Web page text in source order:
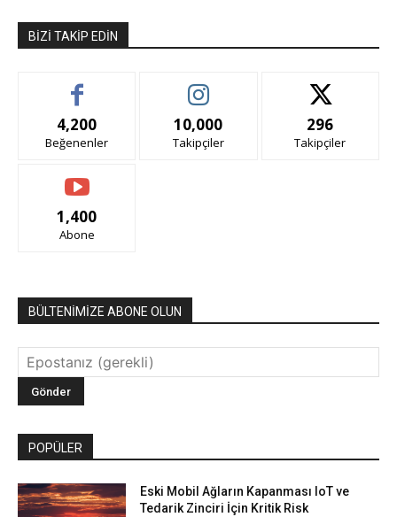
BIZI TAKIP EDIN
4,200
Beğenenler
10,000
Takipçiler
296
Takipçiler
1,400
Abone
BÜLTENİMİZE ABONE OLUN
POPÜLER
Eski Mobil Ağların Kapanması IoT ve
Tedarik Zinciri İçin Kritik Risk